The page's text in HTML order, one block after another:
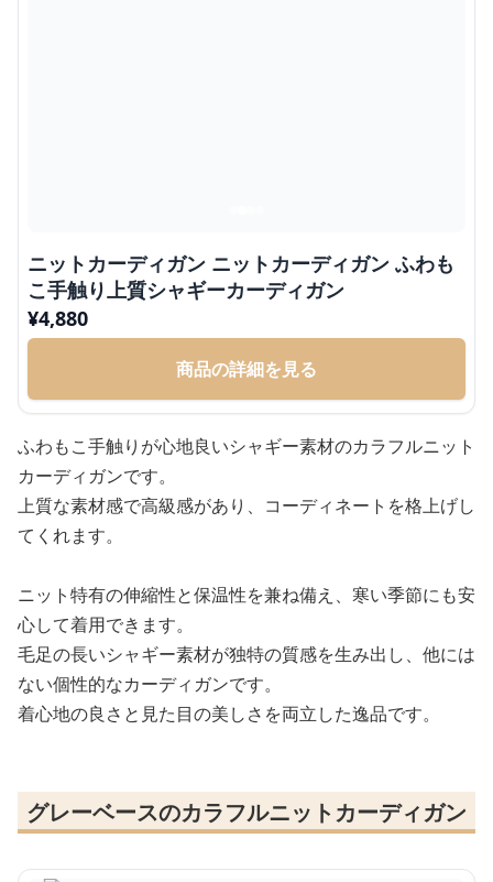
ニットカーディガン ニットカーディガン ふわも
こ手触り上質シャギーカーディガン
¥4,880
商品の詳細を見る
ふわもこ手触りが心地良いシャギー素材のカラフルニット
カーディガンです。
上質な素材感で高級感があり、コーディネートを格上げし
てくれます。
ニット特有の伸縮性と保温性を兼ね備え、寒い季節にも安
心して着用できます。
毛足の長いシャギー素材が独特の質感を生み出し、他には
ない個性的なカーディガンです。
着心地の良さと見た目の美しさを両立した逸品です。
グレーベースのカラフルニットカーディガン